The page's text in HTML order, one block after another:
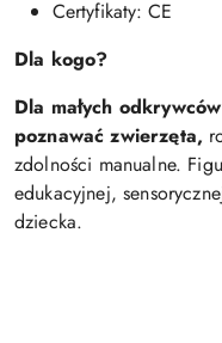
Certyfikaty: CE
Dla kogo?
Dla małych
poznawać zwierzęta,
zdolności manualne.
edukacyjnej,
dziecka.